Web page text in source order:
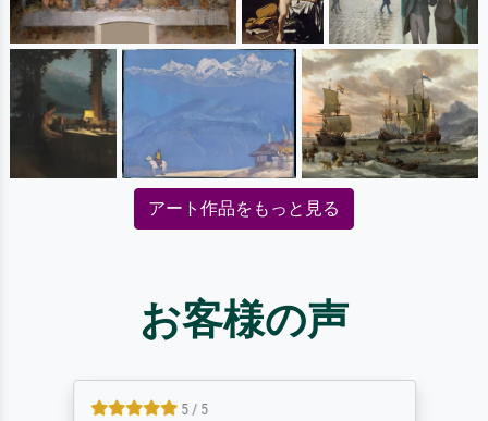
アート作品をもっと見る
お客様の声
5 / 5